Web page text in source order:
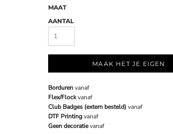
MAAT
AANTAL
MAAK HET JE EIGEN
Bordurenvanaf
Flex/Flockvanaf
Club Badges (extern besteld) vanaf
DTF Printingvanaf
Geen decoratievanaf